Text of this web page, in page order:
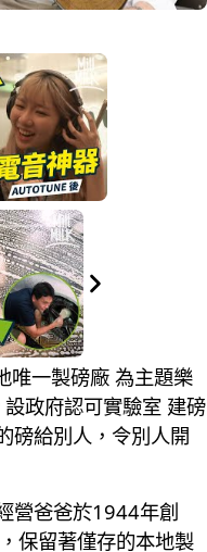
一製磅廠 為主題樂
政府認可實驗室 建磅
磅給別人，令別人開
營爸爸於1944年創
保留著僅存的本地製